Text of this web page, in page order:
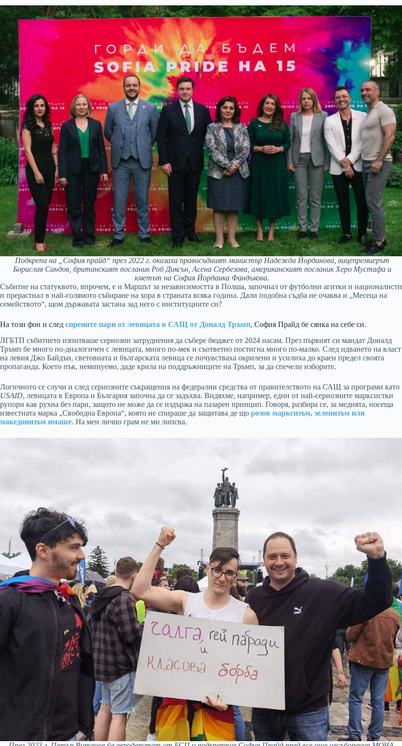
Подкрепа на „София прайд“ през 2022 г. оказаха правосъдният министър Надежда Йорданова, вицепремиерът
Борислав Сандов, британският посланик Роб Диксън, Асена Сербезова, американският посланик Херо Мустафа и
кметът на София Йорданка Фандъкова.
Събитие на статуквото, впрочем, е и Маршът за независимостта в Полша, започнал от футболни агитки и националисти
и прерастнал в най-голямото събиране на хора в страната всяка година. Дали подобна съдба не очаква и „Месецa на
семейството“, щом държавата застана зад него с институциите си?
На този фон и след спрените пари от левицата в САЩ от Доналд Тръмп, София Прайд бе сянка на себе си.
ЛГБТП събитието изпитваше сериозни затруднения да събере бюджет от 2024 насам. През първият си мандат Доналд
Тръмп бе много по-диалогичен с левицата, много по-мек и съответно постигна много по-малко. След идването на власт
на левия Джо Байдън, световната и българската левица се почувстваха окрилени и усилиха до краен предел своята
пропаганда. Което пък, неминуемо, даде крила на поддръжниците на Тръмп, за да спечели изборите.
Логичното се случи и след сериозните съкращения на федерални средства от правителството на САЩ за програми като
USAID, левицата в Европа и България започна да се задъхва. Видяхме, например, един от най-сериозните марксистки
рупори как рухна без пари, защото не може да се издържа на пазарен принцип. Говоря, разбира се, за медията, носеща
известната марка „Свободна Европа“, която не спираше да защитава де що розов марксизъм, зеленизъм или
македонизъм имаше. На мен лично грам не ми липсва.